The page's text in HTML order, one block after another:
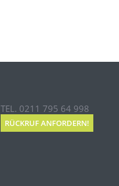
TEL. 0211 795 64 998
RÜCKRUF ANFORDERN!